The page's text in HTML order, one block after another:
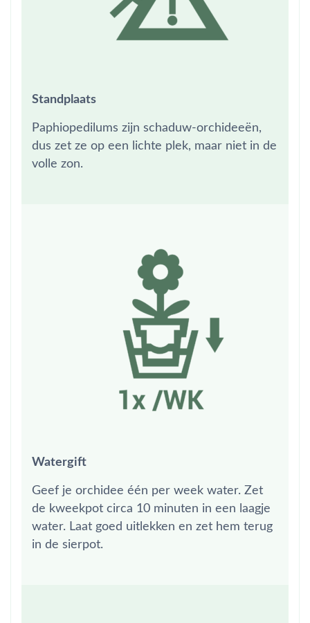
Standplaats
Paphiopedilums zijn schaduw-orchideeën,
dus zet ze op een lichte plek, maar niet in de
volle zon.
Watergift
Geef je orchidee één per week water. Zet
de kweekpot circa 10 minuten in een laagje
water. Laat goed uitlekken en zet hem terug
in de sierpot.